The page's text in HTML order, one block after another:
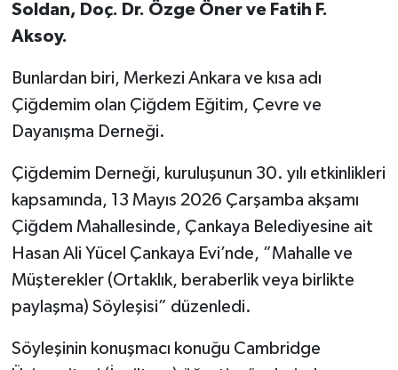
Soldan, Doç. Dr. Özge Öner ve Fatih F.
Aksoy.
Bunlardan biri, Merkezi Ankara ve kısa adı
Çiğdemim olan Çiğdem Eğitim, Çevre ve
Dayanışma Derneği.
Çiğdemim Derneği, kuruluşunun 30. yılı etkinlikleri
kapsamında, 13 Mayıs 2026 Çarşamba akşamı
Çiğdem Mahallesinde, Çankaya Belediyesine ait
Hasan Ali Yücel Çankaya Evi’nde, ”Mahalle ve
Müşterekler (Ortaklık, beraberlik veya birlikte
paylaşma) Söyleşisi” düzenledi.
Söyleşinin konuşmacı konuğu Cambridge